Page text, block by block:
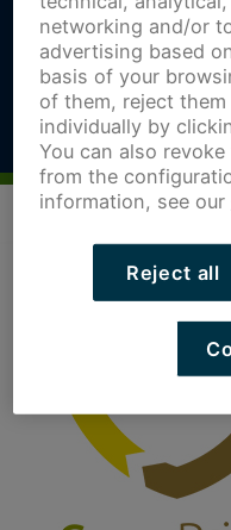
networking and/or
advertising based
basis of your
of them, reject
individually by
You can also
from the
information, see our
Reject all